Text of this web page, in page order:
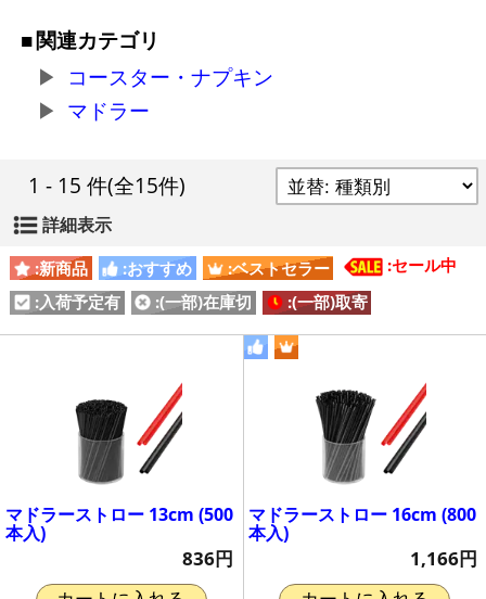
関連カテゴリ
コースター・ナプキン
マドラー
1 - 15 件(全15件)
詳細表示
:新商品 :おすすめ :ベストセラー
:セール中
:入荷予定有
:(一部)在庫切 :(一部)取寄
マドラーストロー 13cm (500
本入)
836円
マドラーストロー 16cm (800
本入)
1,166円